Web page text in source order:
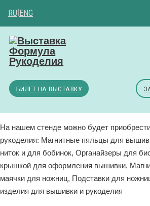
RU ENG
БИЛЕТ НА ВЫСТАВКУ
На нашем стенде можно будет
рукоделия: Магнитные пяльцы для
ниток и для бобинок, Органайзеры для
крышкой для оформления вышивки,
маячки для ножниц, Подставки для
изделия для вышивки и рукоделия